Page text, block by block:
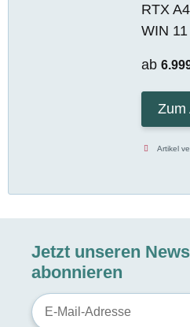
RTX
WIN
ab
Zum
Artikel
Jetzt unseren
abonnieren